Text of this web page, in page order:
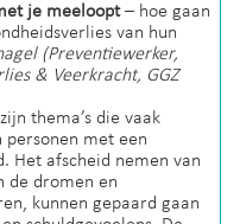
je meeloopt– hoe gaan
van hun
(Preventiewerker,
& Veerkracht, GGZ
thema’s die vaak
personen met een
Het afscheid nemen van
de dromen en
kunnen gepaard gaan